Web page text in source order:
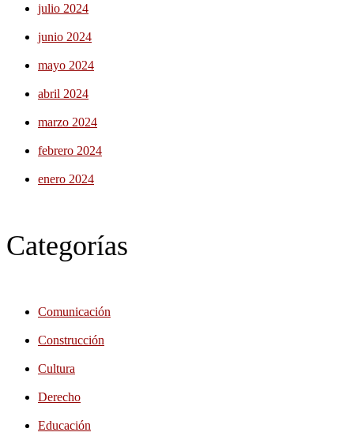
julio 2024
junio 2024
mayo 2024
abril 2024
marzo 2024
febrero 2024
enero 2024
Categorías
Comunicación
Construcción
Cultura
Derecho
Educación